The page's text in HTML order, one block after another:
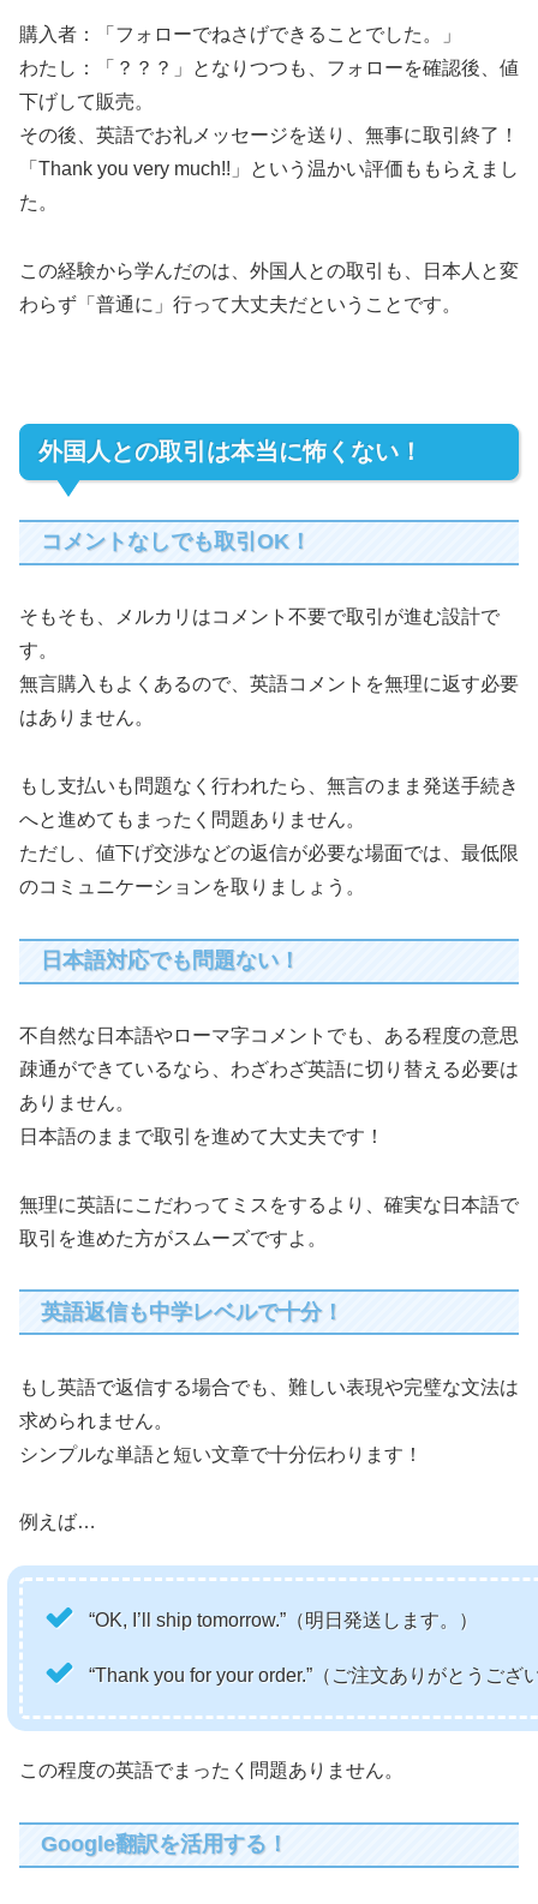
購入者：「フォローでねさげできることでした。」
わたし：「？？？」となりつつも、フォローを確認後、値
下げして販売。
その後、英語でお礼メッセージを送り、無事に取引終了！
「Thank you very much!!」という温かい評価ももらえまし
た。
この経験から学んだのは、外国人との取引も、日本人と変
わらず「普通に」行って大丈夫だということです。
外国人との取引は本当に怖くない！
コメントなしでも取引OK！
そもそも、メルカリはコメント不要で取引が進む設計で
す。
無言購入もよくあるので、英語コメントを無理に返す必要
はありません。
もし支払いも問題なく行われたら、無言のまま発送手続き
へと進めてもまったく問題ありません。
ただし、値下げ交渉などの返信が必要な場面では、最低限
のコミュニケーションを取りましょう。
日本語対応でも問題ない！
不自然な日本語やローマ字コメントでも、ある程度の意思
疎通ができているなら、わざわざ英語に切り替える必要は
ありません。
日本語のままで取引を進めて大丈夫です！
無理に英語にこだわってミスをするより、確実な日本語で
取引を進めた方がスムーズですよ。
英語返信も中学レベルで十分！
もし英語で返信する場合でも、難しい表現や完璧な文法は
求められません。
シンプルな単語と短い文章で十分伝わります！
例えば…
“OK, I’ll ship tomorrow.”（明日発送します。）
“Thank you for your order.”（ご注文ありがとうござ
この程度の英語でまったく問題ありません。
Google翻訳を活用する！